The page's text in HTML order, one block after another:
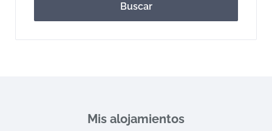
Buscar
Mis alojamientos